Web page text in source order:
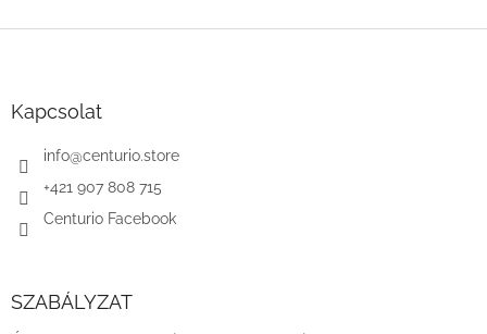
Kapcsolat
info@centurio.store
+421 907 808 715
Centurio Facebook
SZABÁLYZAT